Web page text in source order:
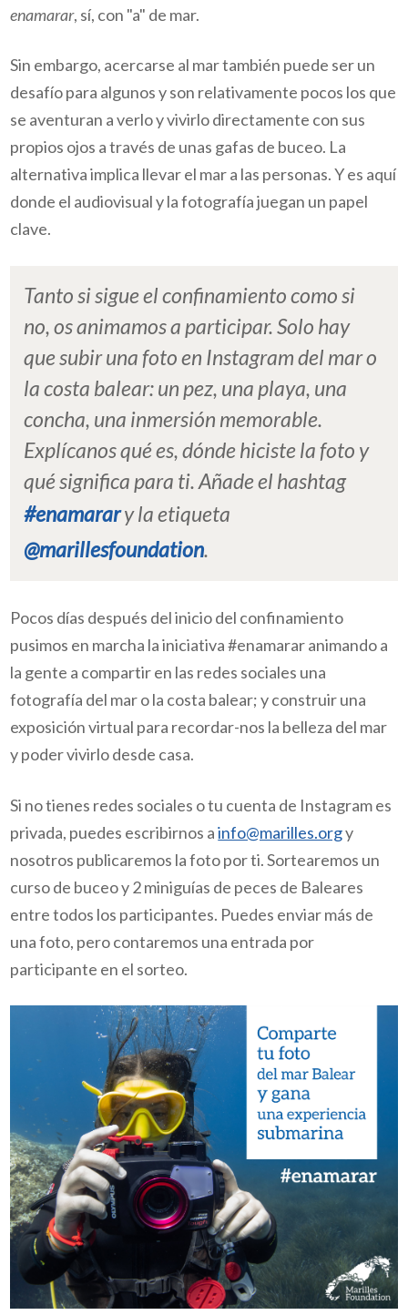
enamarar, sí, con "a" de mar.
Sin embargo, acercarse al mar también puede ser un
desafío para algunos y son relativamente pocos los que
se aventuran a verlo y vivirlo directamente con sus
propios ojos a través de unas gafas de buceo. La
alternativa implica llevar el mar a las personas. Y es aquí
donde el audiovisual y la fotografía juegan un papel
clave.
Tanto si sigue el confinamiento como si
no, os animamos a participar. Solo hay
que subir una foto en Instagram del mar o
la costa balear: un pez, una playa, una
concha, una inmersión memorable.
Explícanos qué es, dónde hiciste la foto y
qué significa para ti. Añade el hashtag
#enamarary la etiqueta
@marillesfoundation.
Pocos días después del inicio del confinamiento
pusimos en marcha la iniciativa #enamarar animando a
la gente a compartir en las redes sociales una
fotografía del mar o la costa balear; y construir una
exposición virtual para recordar-nos la belleza del mar
y poder vivirlo desde casa.
Si no tienes redes sociales o tu cuenta de Instagram es
privada, puedes escribirnos ainfo@marilles.orgy
nosotros publicaremos la foto por ti.Sortearemos un
curso de buceo y 2 miniguías de peces de Baleares
entre todos los participantes. Puedes enviar más de
una foto, pero contaremos una entrada por
participante en el sorteo.